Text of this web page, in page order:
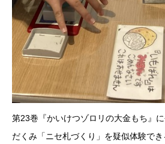
第23巻『かいけつゾロリの大金もち』
だくみ「ニセ札づくり」を疑似体験でき